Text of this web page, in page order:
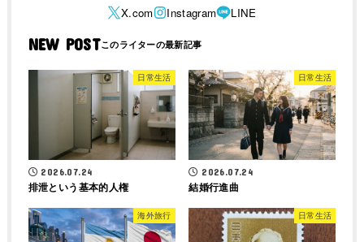
NEW POST
日常生活
2026.07.24
排泄という基本的人権
日常生活
2026.07.24
結婚行進曲
海外旅行 日常生活